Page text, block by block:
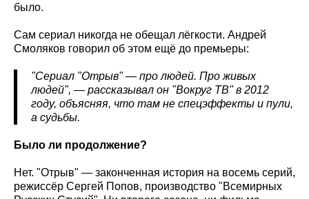
было.
Сам сериал никогда не обещал лёгкости. Андрей
Смоляков говорил об этом ещё до премьеры:
"Сериал "Отрыв" — про людей. Про живых
людей", — рассказывал он "Вокруг ТВ" в 2012
году, объясняя, что там не спецэффекты и пули,
а судьбы.
Было ли продолжение?
Нет. "Отрыв" — законченная история на восемь серий,
режиссёр Сергей Попов, производство "Всемирных